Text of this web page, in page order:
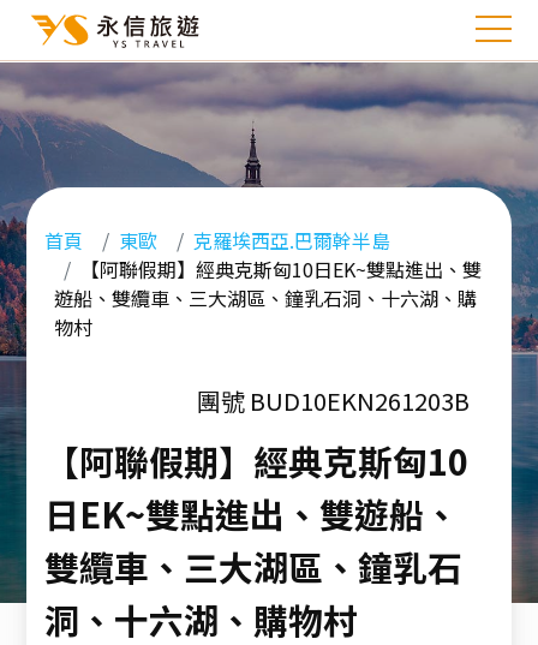
首頁 東歐
克羅埃西亞.巴爾幹半島
【阿聯假期】經典克斯匈10日EK~雙點進出、雙
遊船、雙纜車、三大湖區、鐘乳石洞、十六湖、購
物村
團號 BUD10EKN261203B
【阿聯假期】經典克斯匈10
日EK~雙點進出、雙遊船、
雙纜車、三大湖區、鐘乳石
洞、十六湖、購物村